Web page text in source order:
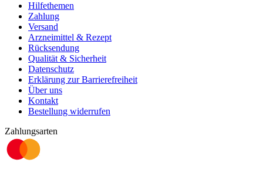
Hilfethemen
Zahlung
Versand
Arzneimittel & Rezept
Rücksendung
Qualität & Sicherheit
Datenschutz
Erklärung zur Barrierefreiheit
Über uns
Kontakt
Bestellung widerrufen
Zahlungsarten